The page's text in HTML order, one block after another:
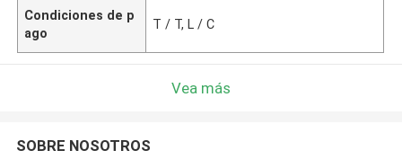
Condiciones de p
ago
T / T, L / C
Vea más
SOBRE NOSOTROS